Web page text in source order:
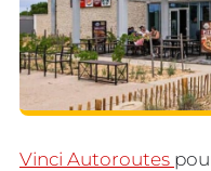
Vinci Autoroutes